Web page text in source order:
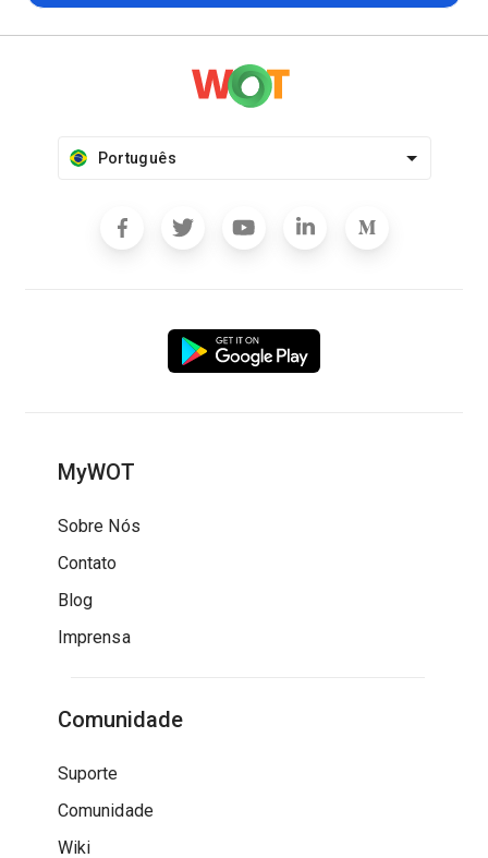
Português
MyWOT
Sobre Nós
Contato
Blog
Imprensa
Comunidade
Suporte
Comunidade
Wiki